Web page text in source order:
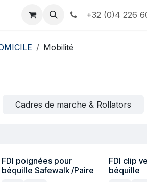
Informations +32 (0)4 226
Mobilité
Cadres de marche & Rollators
FDI poignées pour
béquille Safewalk /Paire
FDI clip
béquille